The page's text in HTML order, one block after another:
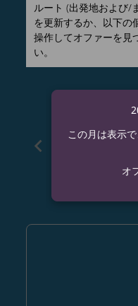
ルート (出発地および/
を更新するか、以下の
操作してオファーを見
い。
chevron_left
この月は表示
オ